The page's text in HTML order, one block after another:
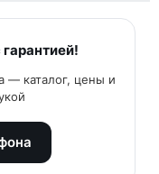
— каталог, цены и